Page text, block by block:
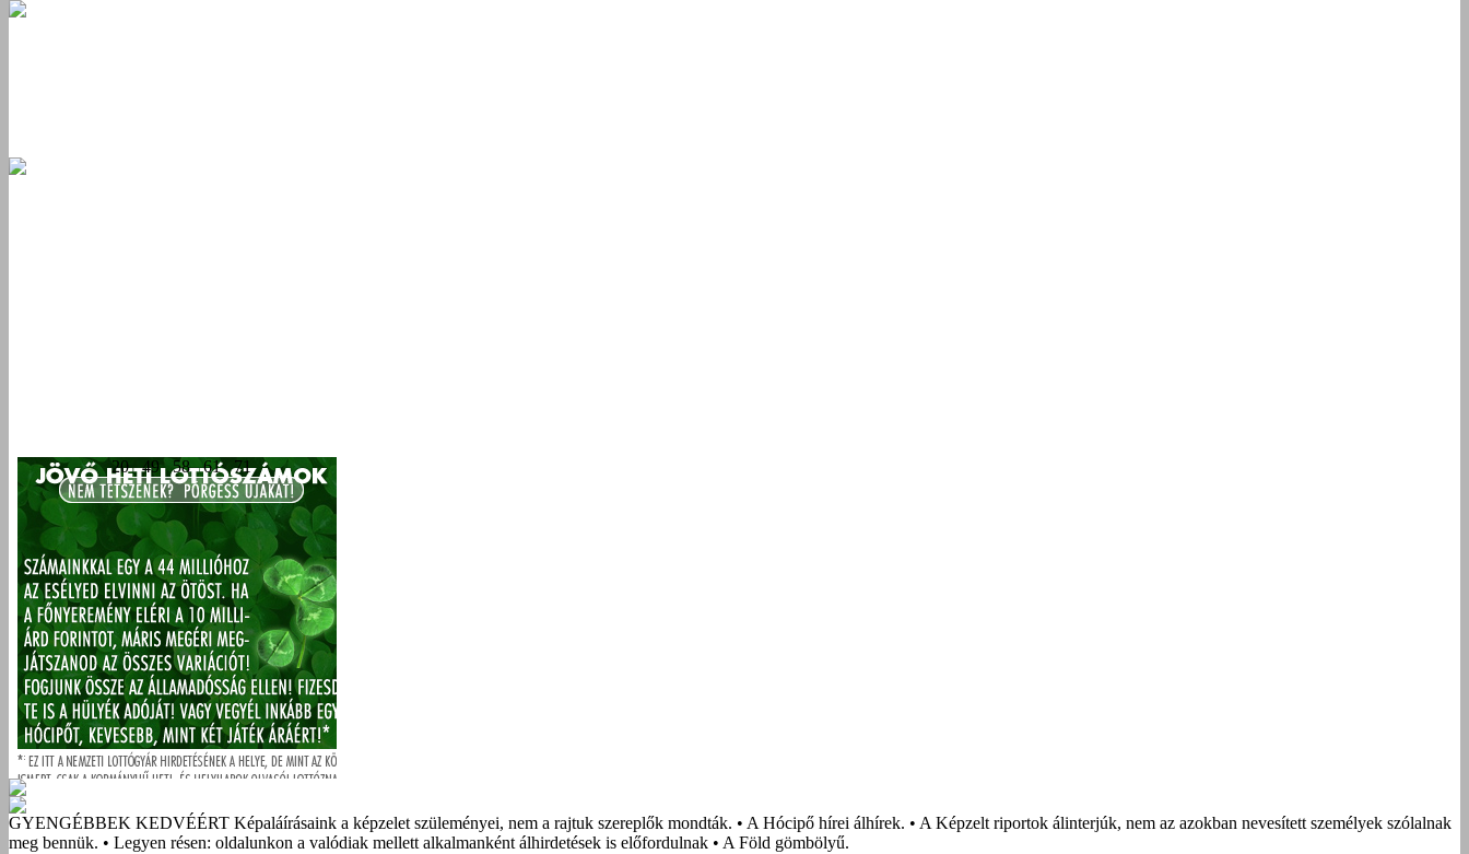
GYENGÉBBEK KEDVÉÉRT Képaláírásaink a képzelet szüleményei, nem a rajtuk szereplők mondták. • A Hócipő hírei álhírek. • A Képzelt riportok álinterjúk, nem az azokban nevesített személyek szólalnak
meg bennük. • Legyen résen: oldalunkon a valódiak mellett alkalmanként álhirdetések is előfordulnak • A Föld gömbölyű.